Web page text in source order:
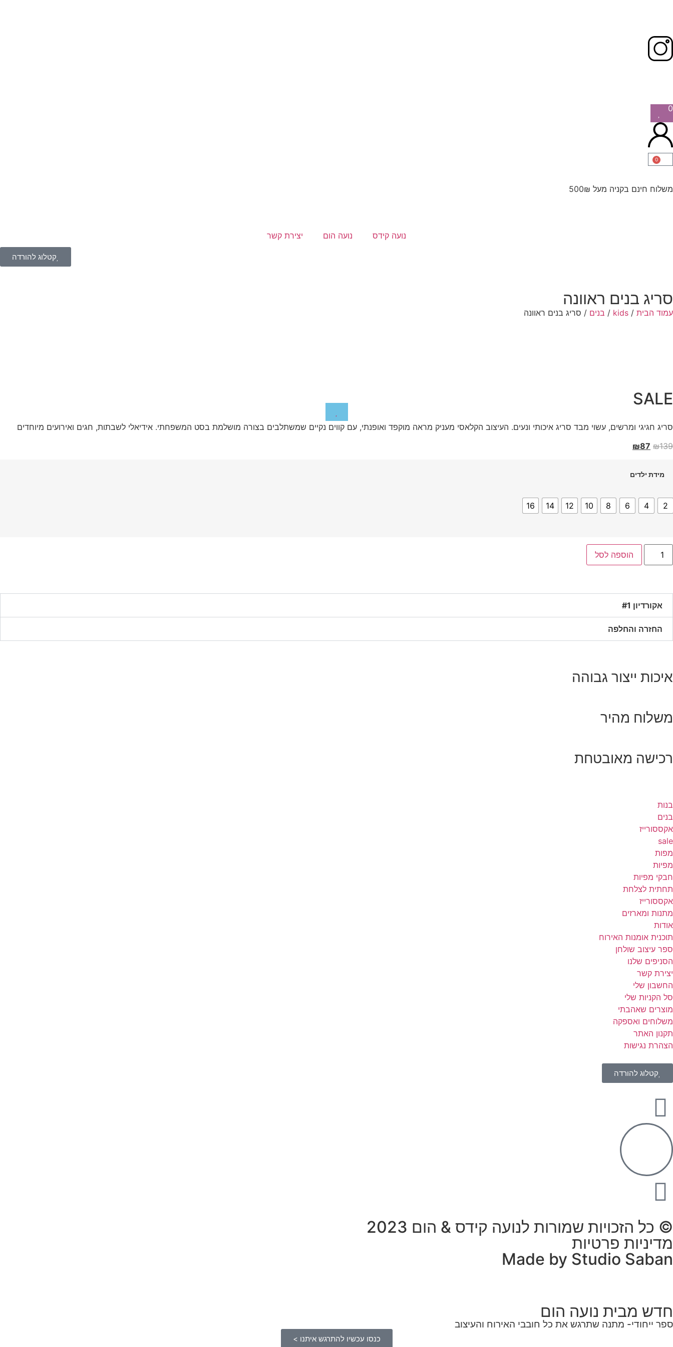
0
0
משלוח חינם בקניה מעל 500₪
נועה קידס נועה הום יצירת קשר
קטלוג להורדה
סריג בנים ראוונה
עמוד הבית /
kids
/ בנים / סריג בנים ראוונה
SALE
סריג חגיגי ומרשים, עשוי מבד סריג איכותי ונעים. העיצוב הקלאסי מעניק מראה מוקפד ואופנתי, עם קווים נקיים שמשתלבים בצורה מושלמת בסט המשפחתי. אידיאלי לשבתות, חגים ואירועים מיוחדים
₪139
₪87
מידת ילדים
2
4
6
8
10
12
14
16
הוספה לסל
אקורדיון #1
החזרה והחלפה
איכות ייצור גבוהה
משלוח מהיר
רכישה מאובטחת
בנות
בנים
אקססורייז
sale
מפות
מפיות
חבקי מפיות
תחתית לצלחת
אקססורייז
מתנות ומארזים
אודות
תוכנית אומנות האירוח
ספר עיצוב שולחן
הסניפים שלנו
יצירת קשר
החשבון שלי
סל הקניות שלי
מוצרים שאהבתי
משלוחים ואספקה
תקנון האתר
הצהרת נגישות
קטלוג להורדה
© כל הזכויות שמורות לנועה קידס & הום 2023
מדיניות פרטיות
Made by Studio Saban
חדש מבית נועה הום
ספר ייחודי- מתנה שתרגש את כל חובבי האירוח והעיצוב
כנסו עכשיו להתרגש איתנו >